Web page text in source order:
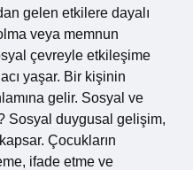
gelen etkilere dayalı
veya memnun
çevreyle etkileşime
yaşar. Bir kişinin
gelir. Sosyal ve
Sosyal duygusal gelişim,
Çocukların
ifade etme ve